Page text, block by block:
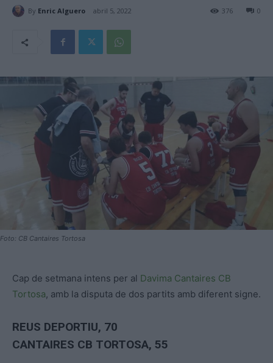
By Enric Alguero abril 5, 2022 0
376
Foto: CB Cantaires Tortosa
Cap de setmana intens per al Davima Cantaires CB
Tortosa, amb la disputa de dos partits amb diferent signe.
REUS DEPORTIU, 70
CANTAIRES CB TORTOSA, 55